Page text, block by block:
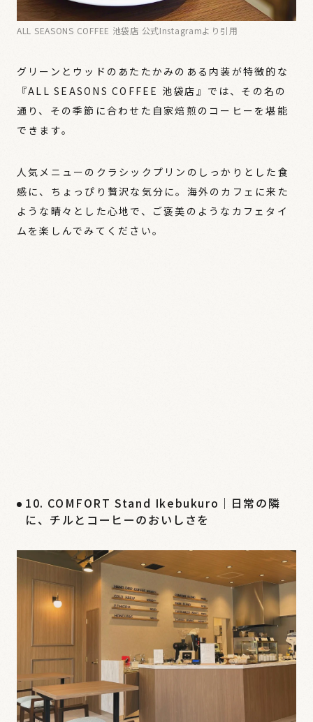
ALL SEASONS COFFEE 池袋店 公式Instagramより引用
グリーンとウッドのあたたかみのある内装が特徴的な
『ALL SEASONS COFFEE 池袋店』では、その名の
通り、その季節に合わせた自家焙煎のコーヒーを堪能
できます。
人気メニューのクラシックプリンのしっかりとした食
感に、ちょっぴり贅沢な気分に。海外のカフェに来た
ような晴々とした心地で、ご褒美のようなカフェタイ
ムを楽しんでみてください。
10. COMFORT Stand Ikebukuro｜日常の隣
に、チルとコーヒーのおいしさを